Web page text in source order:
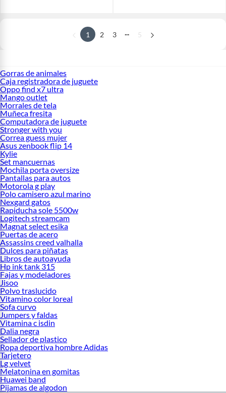
1 2 3 5
Gorras de animales
Caja registradora de juguete
Oppo find x7 ultra
Mango outlet
Morrales de tela
Muñeca fresita
Computadora de juguete
Stronger with you
Correa guess mujer
Asus zenbook flip 14
Kylie
Set mancuernas
Mochila porta oversize
Pantallas para autos
Motorola g play
Polo camisero azul marino
Nexgard gatos
Rapiducha sole 5500w
Logitech streamcam
Magnat select esika
Puertas de acero
Assassins creed valhalla
Dulces para piñatas
Libros de autoayuda
Hp ink tank 315
Fajas y modeladores
Jisoo
Polvo traslucido
Vitamino color loreal
Sofa curvo
Jumpers y faldas
Vitamina c isdin
Dalia negra
Sellador de plastico
Ropa deportiva hombre Adidas
Tarjetero
Lg velvet
Melatonina en gomitas
Huawei band
Pijamas de algodon